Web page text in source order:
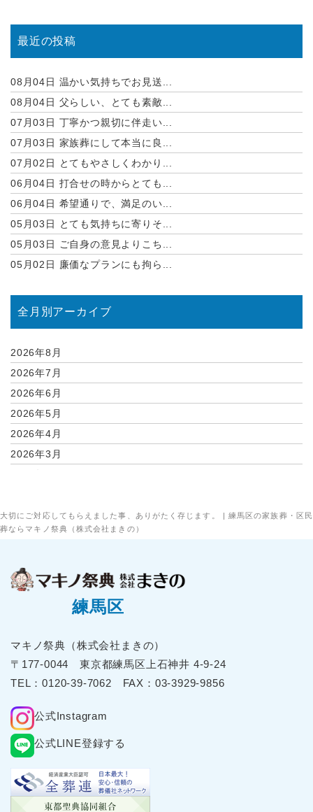
大切にご対応してもらえました事、ありがたく存じます。 | 練馬区の家族葬・区民
葬ならマキノ祭典（株式会社まきの）
最近の投稿
08月04日 温かい気持ちでお見送...
08月04日 父らしい、とても素敵...
07月03日 丁寧かつ親切に伴走い...
07月03日 家族葬にして本当に良...
07月02日
とてもやさしくわかり...
06月04日 打合せの時からとても...
06月04日 希望通りで、満足のい...
05月03日
とても気持ちに寄りそ...
05月03日
ご自身の意見よりこち...
05月02日 廉価なプランにも拘ら...
全月別アーカイブ
2026年8月
2026年7月
2026年6月
2026年5月
2026年4月
2026年3月
2025年12月
2025年11月
2025年9月
2025年4月
2025年2月
2025年1月
2024年12月
2024年11月
2024年10月
練馬区
マキノ祭典（株式会社まきの）
〒177-0044 東京都練⾺区上⽯神井 4-9-24
TEL：0120-39-7062 FAX：03-3929-9856
公式Instagram
公式LINE登録する